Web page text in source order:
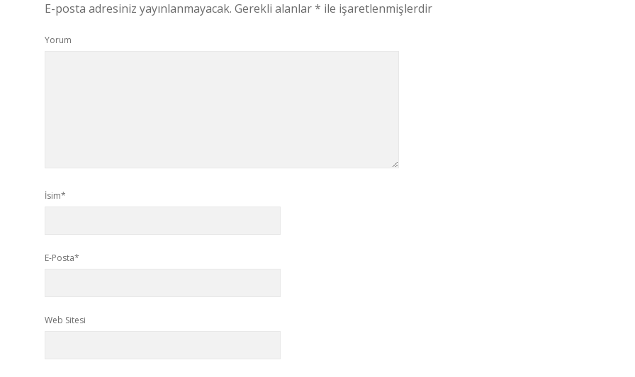
E-posta adresiniz yayınlanmayacak. Gerekli alanlar* ile işaretlenmişlerdir
Yorum
İsim*
E-Posta*
Web Sitesi